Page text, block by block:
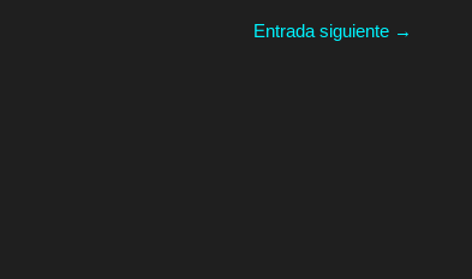
Entrada siguiente →